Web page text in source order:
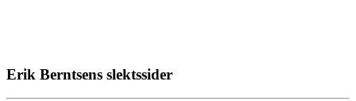
Erik Berntsens slektssider